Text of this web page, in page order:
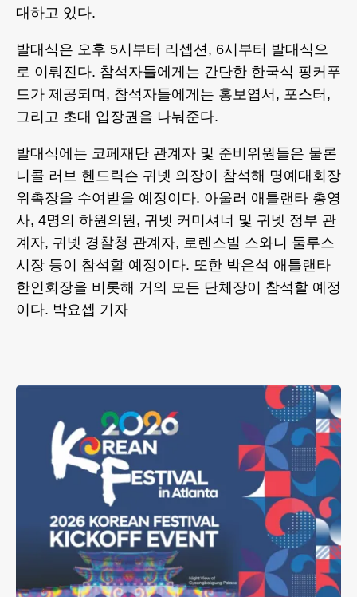
대하고 있다.
발대식은 오후 5시부터 리셉션, 6시부터 발대식으
로 이뤄진다. 참석자들에게는 간단한 한국식 핑커푸
드가 제공되며, 참석자들에게는 홍보엽서, 포스터,
그리고 초대 입장권을 나눠준다.
발대식에는 코페재단 관계자 및 준비위원들은 물론
니콜 러브 헨드릭슨 귀넷 의장이 참석해 명예대회장
위촉장을 수여받을 예정이다. 아울러 애틀랜타 총영
사, 4명의 하원의원, 귀넷 커미셔너 및 귀넷 정부 관
계자, 귀넷 경찰청 관계자, 로렌스빌 스와니 둘루스
시장 등이 참석할 예정이다. 또한 박은석 애틀랜타
한인회장을 비롯해 거의 모든 단체장이 참석할 예정
이다. 박요셉 기자